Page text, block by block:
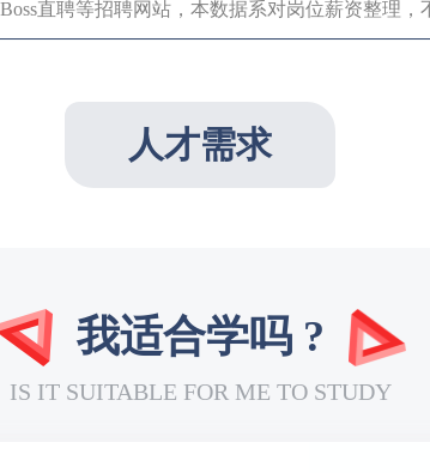
直聘等招聘网站，本数据系对岗位薪资整理，
人才需求
我适合学吗 ?
IS IT SUITABLE FOR ME TO STUDY